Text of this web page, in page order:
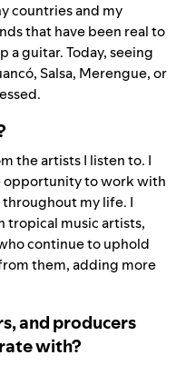
countries and my
that have been real to
a guitar. Today, seeing
Salsa, Merengue, or
the artists I listen to. I
opportunity to work with
throughout my life. I
tropical music artists,
continue to uphold
them, adding more
and producers
with?